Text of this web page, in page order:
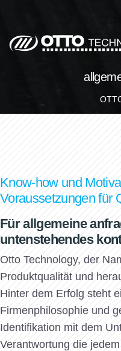
Know-how und
Voraussetzungen für
Für allgemeine
untenstehendes
Otto Technology, der
Produktqualität und
Hinter dem Erfolg steht
Firmenphilosophie und
Identifikation mit dem
Verantwortung die